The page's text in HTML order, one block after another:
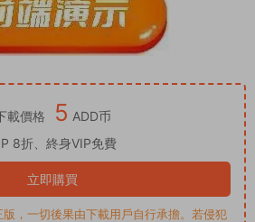
載價格 5 ADD币
8折、終身VIP免費
立即購買
，一切後果由下載用戶自行承擔。若侵犯